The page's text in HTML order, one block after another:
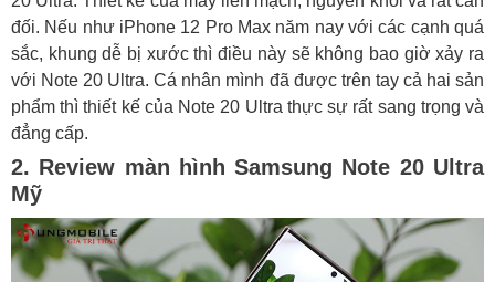
đối. Nếu như iPhone 12 Pro Max năm nay với các cạnh quá
sắc, khung dễ bị xước thì điều này sẽ không bao giờ xảy ra
với Note 20 Ultra. Cá nhân mình đã được trên tay cả hai sản
phẩm thì thiết kế của Note 20 Ultra thực sự rất sang trọng và
đẳng cấp.
2. Review màn hình Samsung Note 20 Ultra
Mỹ